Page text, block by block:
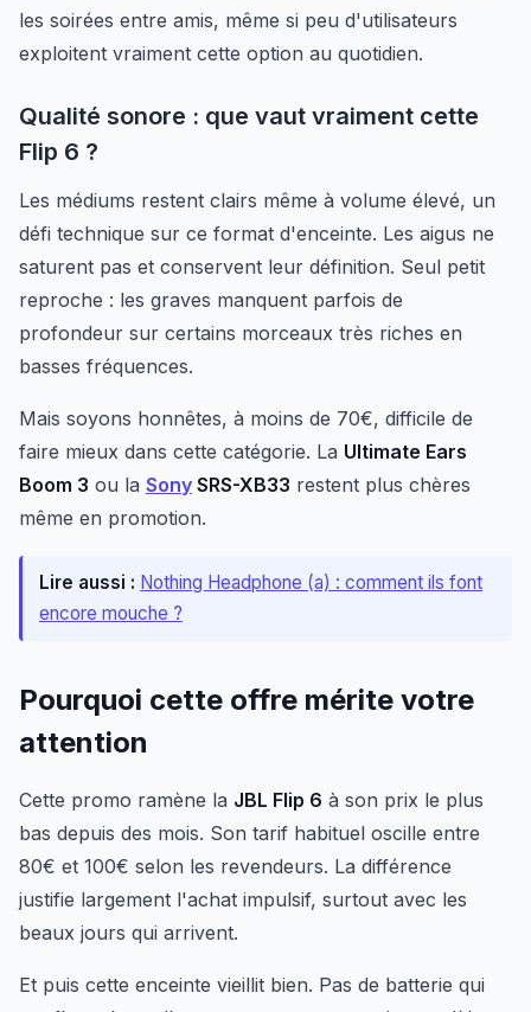
les soirées entre amis, même si peu d'utilisateurs
exploitent vraiment cette option au quotidien.
Qualité sonore : que vaut vraiment cette
Flip 6 ?
Les médiums restent clairs même à volume élevé, un
défi technique sur ce format d'enceinte. Les aigus ne
saturent pas et conservent leur définition. Seul petit
reproche : les graves manquent parfois de
profondeur sur certains morceaux très riches en
basses fréquences.
Mais soyons honnêtes, à moins de 70€, difficile de
faire mieux dans cette catégorie. La Ultimate Ears
Boom 3 ou la Sony SRS-XB33 restent plus chères
même en promotion.
Lire aussi : Nothing Headphone (a) : comment ils font
encore mouche ?
Pourquoi cette offre mérite votre
attention
Cette promo ramène la JBL Flip 6 à son prix le plus
bas depuis des mois. Son tarif habituel oscille entre
80€ et 100€ selon les revendeurs. La différence
justifie largement l'achat impulsif, surtout avec les
beaux jours qui arrivent.
Et puis cette enceinte vieillit bien. Pas de batterie qui